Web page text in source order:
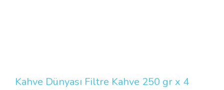
Kahve Dünyası Filtre Kahve 250 gr x 4